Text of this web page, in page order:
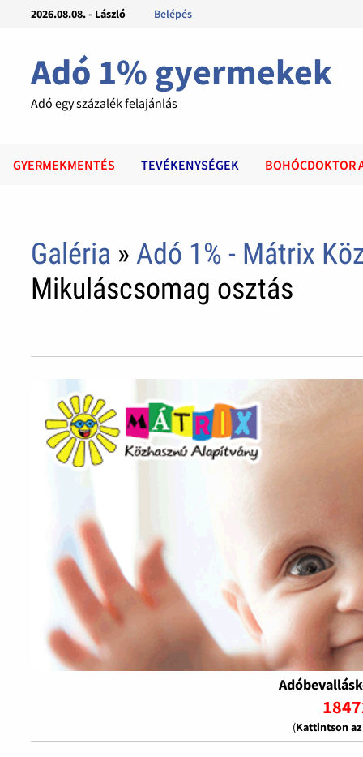
2026.08.08. - László Belépés
Adó 1% gyermekek
Adó egy százalék felajánlás
GYERMEKMENTÉS TEVÉKENYSÉGEK BOHÓCDOKTOR
Galéria » Adó 1% - Mátrix
Mikuláscsomag osztás
(Kattintson az